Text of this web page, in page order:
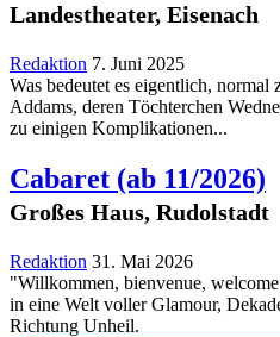
Landestheater, Eisenach
Redaktion 7. Juni 2025
Was bedeutet es eigentlich,
Addams, deren Töchterchen
zu einigen Komplikationen...
Cabaret (ab 11/2026)
Großes Haus, Rudolstadt
Redaktion 31. Mai 2026
"Willkommen, bienvenue,
in eine Welt voller Glamour,
Richtung Unheil.